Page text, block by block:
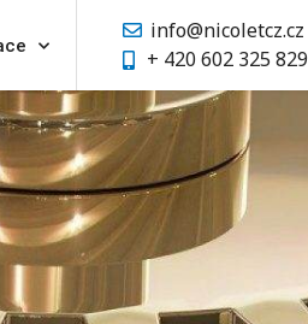
info@nicoletcz.cz
+ 420 602 325 829